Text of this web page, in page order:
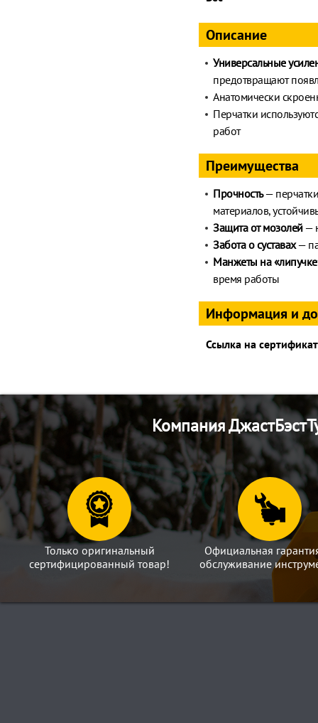
Описание
Универсальные
предотвращают
Анатомически
Перчатки
работ
Преимущества
Прочность—
материалов,
Защита от мозолей—
Забота о суставах—
Манжеты на
время работы
Информация и
Ссылка на сертификат
Компания
Только оригинальный
сертифицированный товар!
Официальная
обслуживание